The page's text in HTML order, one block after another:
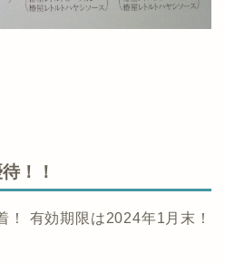
！！
有効期限は2024年1月末！